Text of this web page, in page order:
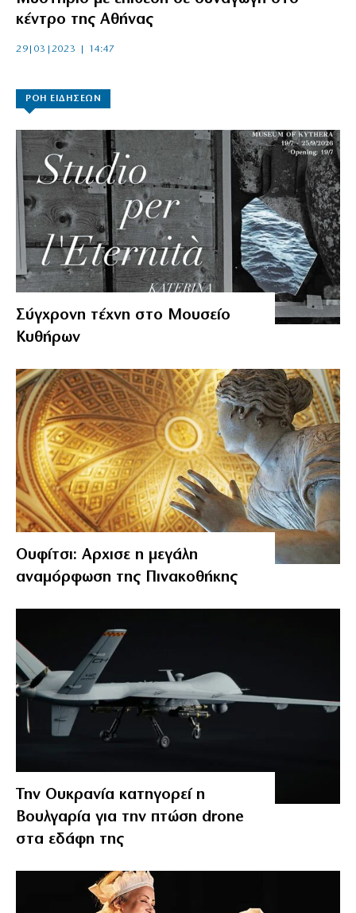
κέντρο της Αθήνας
29|03|2023 | 14:47
ΡΟΗ ΕΙΔΗΣΕΩΝ
Σύγχρονη τέχνη στο Μουσείο
Κυθήρων
Ουφίτσι: Αρχισε η μεγάλη
αναμόρφωση της Πινακοθήκης
Την Ουκρανία κατηγορεί η
Βουλγαρία για την πτώση drone
στα εδάφη της